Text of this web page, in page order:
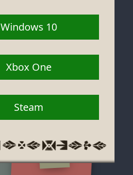
Windows 10
Xbox One
Steam